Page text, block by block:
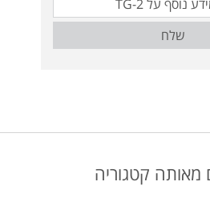
שלח
מאותה קטגוריה